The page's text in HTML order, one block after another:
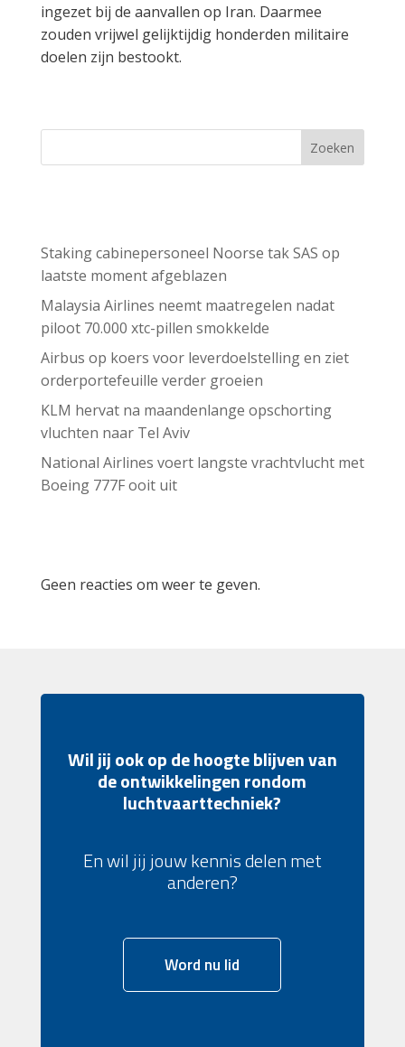
ingezet bij de aanvallen op Iran. Daarmee
zouden vrijwel gelijktijdig honderden militaire
doelen zijn bestookt.
Zoeken
Staking cabinepersoneel Noorse tak SAS op
laatste moment afgeblazen
Malaysia Airlines neemt maatregelen nadat
piloot 70.000 xtc-pillen smokkelde
Airbus op koers voor leverdoelstelling en ziet
orderportefeuille verder groeien
KLM hervat na maandenlange opschorting
vluchten naar Tel Aviv
National Airlines voert langste vrachtvlucht met
Boeing 777F ooit uit
Geen reacties om weer te geven.
Wil jij ook op de hoogte blijven van
de ontwikkelingen rondom
luchtvaarttechniek?
En wil jij jouw kennis delen met
anderen?
Word nu lid